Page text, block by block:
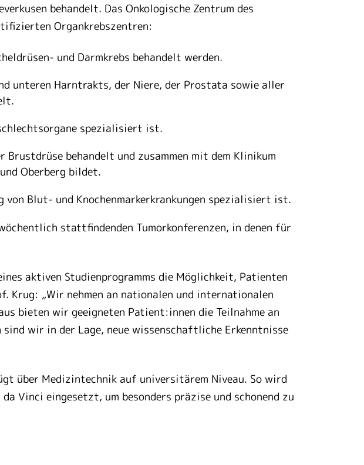
behandelt. Das Onkologische Zentrum des
Organkrebszentren:
und Darmkrebs behandelt werden.
unteren Harntrakts, der Niere, der Prostata sowie aller
spezialisiert ist.
Brustdrüse behandelt und zusammen mit dem Klinikum
Oberberg bildet.
von Blut- und Knochenmarkerkrankungen spezialisiert ist.
stattfindenden Tumorkonferenzen, in denen für
aktiven Studienprogramms die Möglichkeit, Patienten
Krug: „Wir nehmen an nationalen und internationalen
bieten wir geeigneten Patient:innen die Teilnahme an
wir in der Lage, neue wissenschaftliche Erkenntnisse
über Medizintechnik auf universitärem Niveau. So wird
Vinci eingesetzt, um besonders präzise und schonend zu